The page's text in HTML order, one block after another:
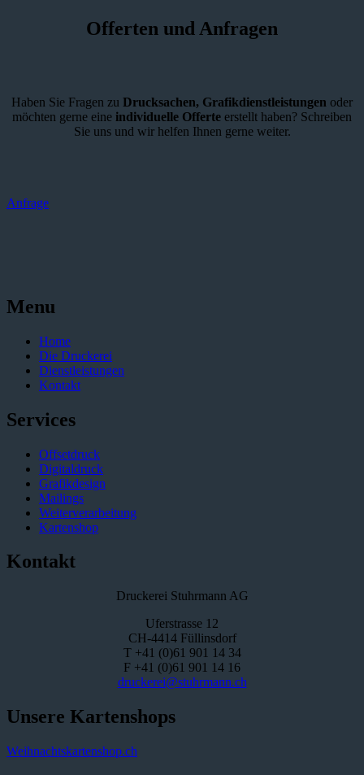
Offerten und Anfragen
Haben Sie Fragen zu Drucksachen, Grafikdienstleistungen oder
möchten gerne eine individuelle Offerte erstellt haben? Schreiben
Sie uns und wir helfen Ihnen gerne weiter.
Anfrage
Menu
Home
Die Druckerei
Dienstleistungen
Kontakt
Services
Offsetdruck
Digitaldruck
Grafikdesign
Mailings
Weiterverarbeitung
Kartenshop
Kontakt
Druckerei Stuhrmann AG
Uferstrasse 12
CH-4414 Füllinsdorf
T +41 (0)61 901 14 34
F +41 (0)61 901 14 16
druckerei@stuhrmann.ch
Unsere Kartenshops
Weihnachtskartenshop.ch